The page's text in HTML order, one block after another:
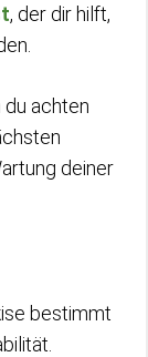
, der dir hilft,
du achten
deiner
bestimmt